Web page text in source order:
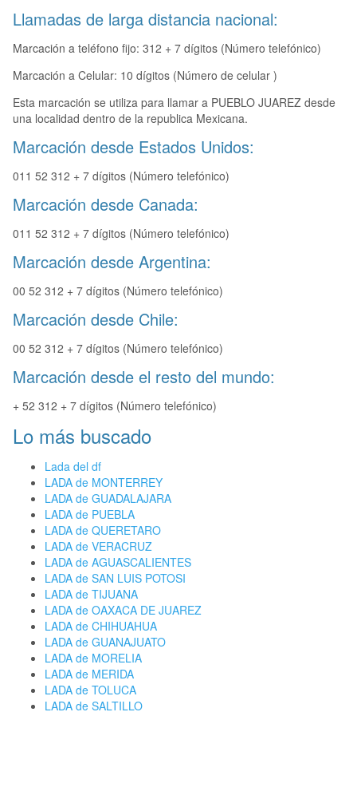
Llamadas de larga distancia nacional:
Marcación a teléfono fijo: 312 + 7 dígitos (Número telefónico)
Marcación a Celular: 10 dígitos (Número de celular )
Esta marcación se utiliza para llamar a PUEBLO JUAREZ desde
una localidad dentro de la republica Mexicana.
Marcación desde Estados Unidos:
011 52 312 + 7 dígitos (Número telefónico)
Marcación desde Canada:
011 52 312 + 7 dígitos (Número telefónico)
Marcación desde Argentina:
00 52 312 + 7 dígitos (Número telefónico)
Marcación desde Chile:
00 52 312 + 7 dígitos (Número telefónico)
Marcación desde el resto del mundo:
+ 52 312 + 7 dígitos (Número telefónico)
Lo más buscado
Lada del df
LADA de MONTERREY
LADA de GUADALAJARA
LADA de PUEBLA
LADA de QUERETARO
LADA de VERACRUZ
LADA de AGUASCALIENTES
LADA de SAN LUIS POTOSI
LADA de TIJUANA
LADA de OAXACA DE JUAREZ
LADA de CHIHUAHUA
LADA de GUANAJUATO
LADA de MORELIA
LADA de MERIDA
LADA de TOLUCA
LADA de SALTILLO